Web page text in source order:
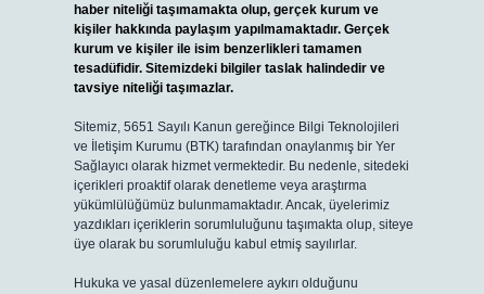
haber niteliği taşımamakta olup, gerçek kurum ve
kişiler hakkında paylaşım yapılmamaktadır. Gerçek
kurum ve kişiler ile isim benzerlikleri tamamen
tesadüfidir. Sitemizdeki bilgiler taslak halindedir ve
tavsiye niteliği taşımazlar.
Sitemiz, 5651 Sayılı Kanun gereğince Bilgi Teknolojileri
ve İletişim Kurumu (BTK) tarafından onaylanmış bir Yer
Sağlayıcı olarak hizmet vermektedir. Bu nedenle, sitedeki
içerikleri proaktif olarak denetleme veya araştırma
yükümlülüğümüz bulunmamaktadır. Ancak, üyelerimiz
yazdıkları içeriklerin sorumluluğunu taşımakta olup, siteye
üye olarak bu sorumluluğu kabul etmiş sayılırlar.
Hukuka ve yasal düzenlemelere aykırı olduğunu